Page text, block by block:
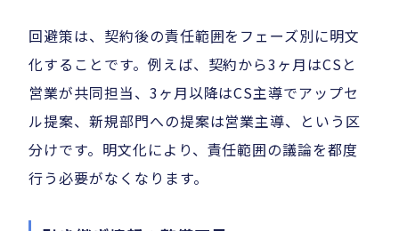
回避策は、契約後の責任範囲をフェーズ別に明文
化することです。例えば、契約から3ヶ月はCSと
営業が共同担当、3ヶ月以降はCS主導でアップセ
ル提案、新規部門への提案は営業主導、という区
分けです。明文化により、責任範囲の議論を都度
行う必要がなくなります。